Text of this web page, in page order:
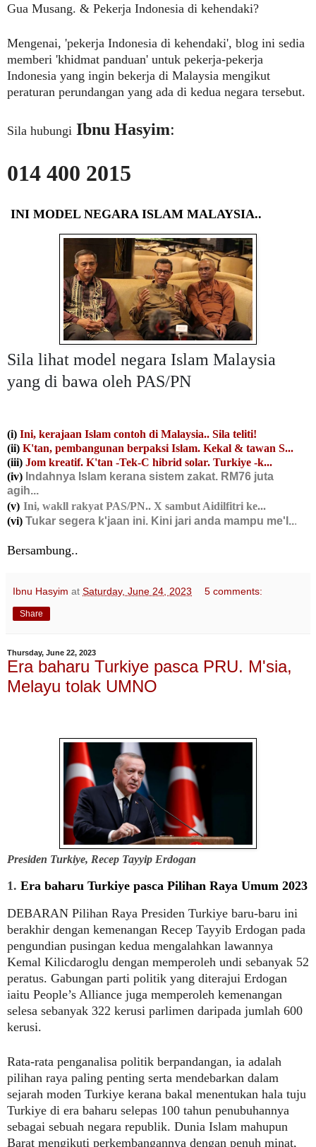
Gua Musang. & Pekerja Indonesia di kehendaki?
Mengenai, 'pekerja Indonesia di kehendaki', blog ini sedia
memberi 'khidmat panduan' untuk pekerja-pekerja
Indonesia yang ingin bekerja di Malaysia mengikut
peraturan perundangan yang ada di kedua negara tersebut.
Sila hubungi Ibnu Hasyim:
014 400 2015
INI MODEL NEGARA ISLAM MALAYSIA..
Sila lihat model negara Islam Malaysia
yang di bawa oleh PAS/PN
(i) Ini, kerajaan Islam contoh di Malaysia.. Sila teliti!
(ii) K'tan, pembangunan berpaksi Islam. Kekal & tawan S...
(iii) Jom kreatif. K'tan -Tek-C hibrid solar. Turkiye -k...
(iv) Indahnya Islam kerana sistem zakat. RM76 juta
agih...
(v) Ini, wakll rakyat PAS/PN.. X sambut Aidilfitri ke...
(vi) Tukar segera k'jaan ini. Kini jari anda mampu me'I...
Bersambung..
Ibnu Hasyim at Saturday, June 24, 2023 5 comments:
Share
Thursday, June 22, 2023
Era baharu Turkiye pasca PRU. M'sia,
Melayu tolak UMNO
Presiden Turkiye, Recep Tayyip Erdogan
1. Era baharu Turkiye pasca Pilihan Raya Umum 2023
DEBARAN Pilihan Raya Presiden Turkiye baru-baru ini
berakhir dengan kemenangan Recep Tayyib Erdogan pada
pengundian pusingan kedua mengalahkan lawannya
Kemal Kilicdaroglu dengan memperoleh undi sebanyak 52
peratus. Gabungan parti politik yang diterajui Erdogan
iaitu People’s Alliance juga memperoleh kemenangan
selesa sebanyak 322 kerusi parlimen daripada jumlah 600
kerusi.
Rata-rata penganalisa politik berpandangan, ia adalah
pilihan raya paling penting serta mendebarkan dalam
sejarah moden Turkiye kerana bakal menentukan hala tuju
Turkiye di era baharu selepas 100 tahun penubuhannya
sebagai sebuah negara republik. Dunia Islam mahupun
Barat mengikuti perkembangannya dengan penuh minat,